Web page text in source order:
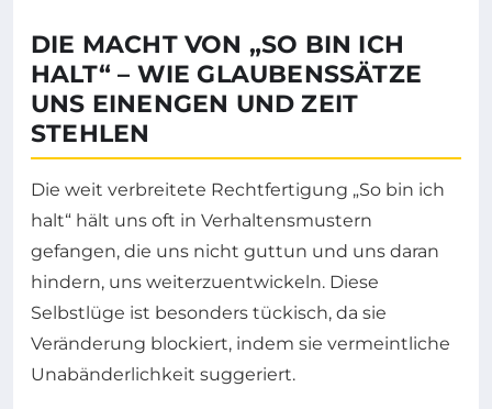
DIE MACHT VON „SO BIN ICH
HALT“ – WIE GLAUBENSSÄTZE
UNS EINENGEN UND ZEIT
STEHLEN
Die weit verbreitete Rechtfertigung „So bin ich
halt“ hält uns oft in Verhaltensmustern
gefangen, die uns nicht guttun und uns daran
hindern, uns weiterzuentwickeln. Diese
Selbstlüge ist besonders tückisch, da sie
Veränderung blockiert, indem sie vermeintliche
Unabänderlichkeit suggeriert.